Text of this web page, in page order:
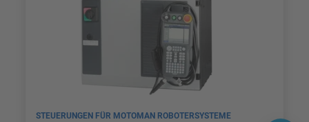
STEUERUNGEN FÜR MOTOMAN ROBOTERSYSTEME